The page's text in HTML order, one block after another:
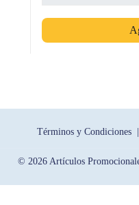
Términos y Condiciones |
© 2026 Artículos